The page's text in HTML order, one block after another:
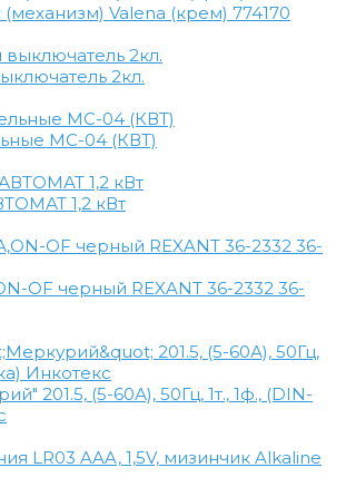
(механизм) Valena (крем) 774170
2кл.
МС-04 (КВТ)
1,2 кВт
OF черный REXANT 36-2332 36-
201.5, (5-60А), 50Гц, 1т., 1ф., (DIN-